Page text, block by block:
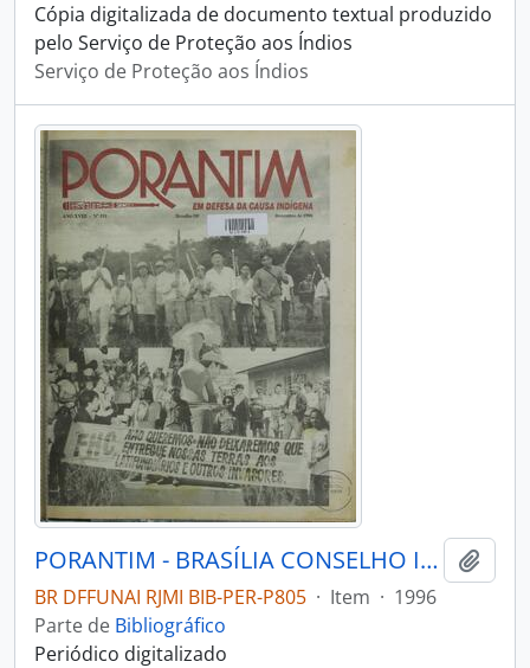
Cópia digitalizada de documento textual produzido
pelo Serviço de Proteção aos Índios
Serviço de Proteção aos Índios
PORANTIM - BRASÍLIA CONSELHO INDIGENISTA MISSIONÁRIO - 1996 - Nº191
BR DFFUNAI RJMI BIB-PER-P805 · Item · 1996
Parte de Bibliográfico
Periódico digitalizado